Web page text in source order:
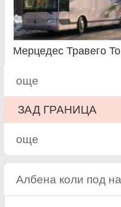
Мерцедес Травего
още
ЗАД ГРАНИЦА
още
Албена коли под